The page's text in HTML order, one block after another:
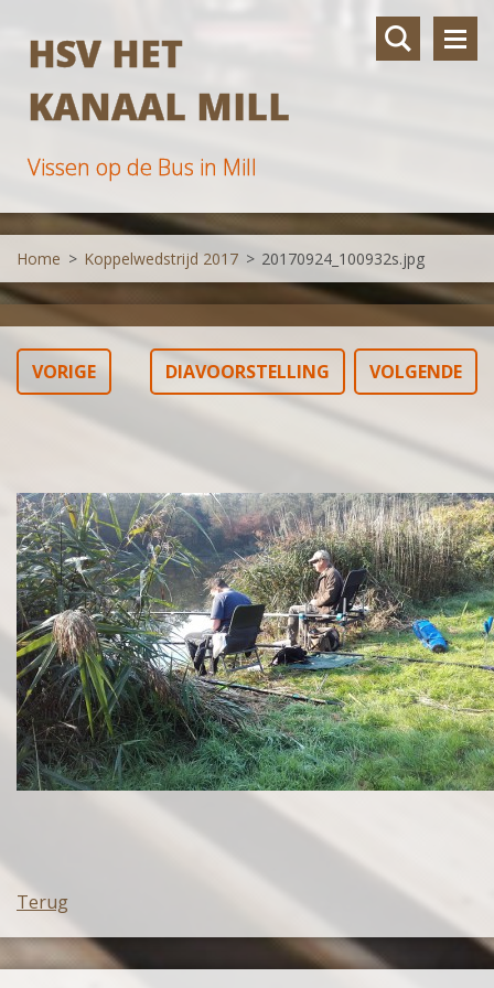
HSV HET
KANAAL MILL
Vissen op de Bus in Mill
Home > Koppelwedstrijd 2017 > 20170924_100932s.jpg
VORIGE DIAVOORSTELLING VOLGENDE
Terug